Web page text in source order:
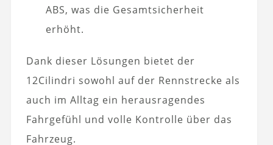
ABS, was die Gesamtsicherheit
erhöht.
Dank dieser Lösungen bietet der
12Cilindri sowohl auf der Rennstrecke als
auch im Alltag ein herausragendes
Fahrgefühl und volle Kontrolle über das
Fahrzeug.